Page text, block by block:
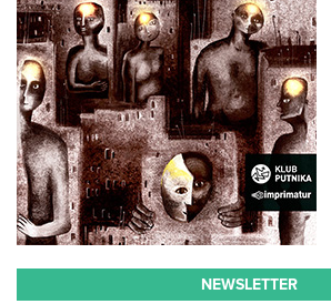
NEWSLETTER